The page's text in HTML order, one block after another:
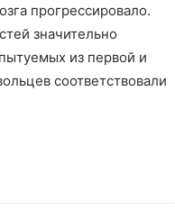
прогрессировало.
значительно
из первой и
соответствовали